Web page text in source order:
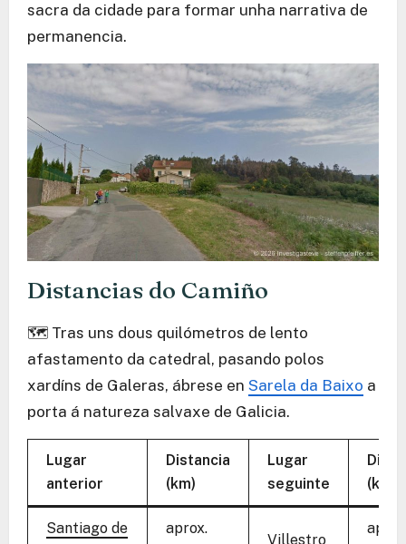
sacra da cidade para formar unha narrativa de
permanencia.
Distancias do Camiño
🗺️ Tras uns dous quilómetros de lento
afastamento da catedral, pasando polos
xardíns de Galeras, ábrese en Sarela da Baixo a
porta á natureza salvaxe de Galicia.
Lugar
anterior
Distancia
(km)
Lugar
seguinte
(km)
Santiago de
aprox.
Villestro